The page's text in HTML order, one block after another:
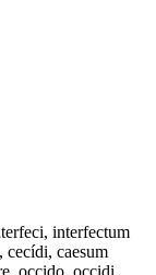
interfectum
cecídi, caesum
occido, occidi,